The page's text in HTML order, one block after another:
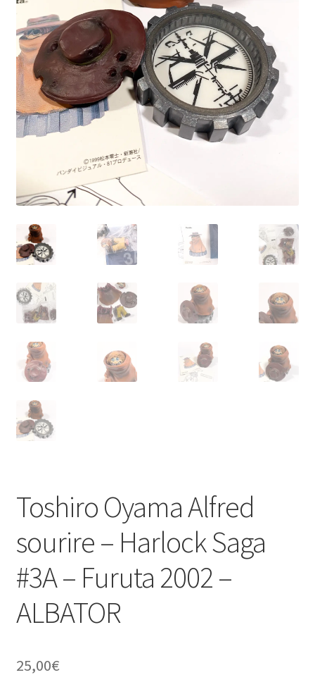
Toshiro Oyama Alfred
sourire – Harlock Saga
#3A – Furuta 2002 –
ALBATOR
25,00€